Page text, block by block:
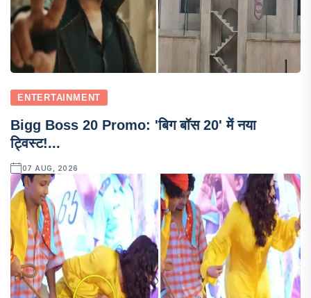
ENTERTAINMENT
Bigg Boss 20 Promo: 'बिग बॉस 20' में नया
ट्विस्ट!...
07 AUG, 2026